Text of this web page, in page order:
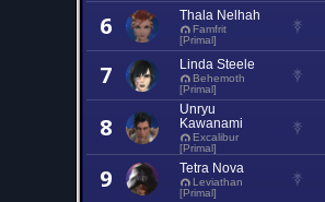
6 Thala Nelhah
Famfrit
[Primal]
7 Linda Steele
Behemoth
[Primal]
8
Unryu
Kawanami
Excalibur
[Primal]
9 Tetra Nova
Leviathan
[Primal]